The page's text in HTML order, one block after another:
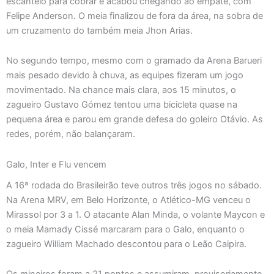
Felipe Anderson. O meia finalizou de fora da área, na sobra de
um cruzamento do também meia Jhon Arias.
No segundo tempo, mesmo com o gramado da Arena Barueri
mais pesado devido à chuva, as equipes fizeram um jogo
movimentado. Na chance mais clara, aos 15 minutos, o
zagueiro Gustavo Gómez tentou uma bicicleta quase na
pequena área e parou em grande defesa do goleiro Otávio. As
redes, porém, não balançaram.
Galo, Inter e Flu vencem
A 16ª rodada do Brasileirão teve outros três jogos no sábado.
Na Arena MRV, em Belo Horizonte, o Atlético-MG venceu o
Mirassol por 3 a 1. O atacante Alan Minda, o volante Maycon e
o meia Mamady Cissé marcaram para o Galo, enquanto o
zagueiro William Machado descontou para o Leão Caipira.